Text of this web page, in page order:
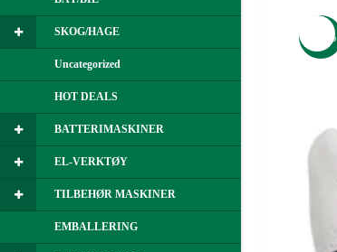
-50%
SKOG/HAGE
Uncategorized
HOT DEALS
BATTERIMASKINER
EL-VERKTØY
TILBEHØR MASKINER
EMBALLERING